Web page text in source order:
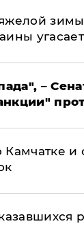
угасает
–
Камчатке и